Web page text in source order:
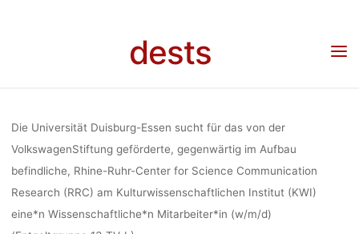
dests
Stellenangebot: Wissenschaftliche*r Mitarbeiter*in (w/m/d)
Die Universität Duisburg-Essen sucht für das von der
VolkswagenStiftung geförderte, gegenwärtig im Aufbau
befindliche, Rhine-Ruhr-Center for Science Communication
Research (RRC) am Kulturwissenschaftlichen Institut (KWI)
eine*n Wissenschaftliche*n Mitarbeiter*in (w/m/d)